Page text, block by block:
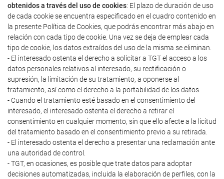
obtenidos a través del uso de cookies: El plazo de duración de uso
de cada cookie se encuentra especificado en el cuadro contenido en
la presente Política de Cookies, que podrás encontrar más abajo en
relación con cada tipo de cookie. Una vez se deja de emplear cada
tipo de cookie, los datos extraídos del uso de la misma se eliminan.
- El interesado ostenta el derecho a solicitar a TGT el acceso a los
datos personales relativos al interesado, su rectificación o
supresión, la limitación de su tratamiento, a oponerse al
tratamiento, así como el derecho a la portabilidad de los datos.
- Cuando el tratamiento esté basado en el consentimiento del
interesado, el interesado ostenta el derecho a retirar el
consentimiento en cualquier momento, sin que ello afecte a la licitud
del tratamiento basado en el consentimiento previo a su retirada.
- El interesado ostenta el derecho a presentar una reclamación ante
una autoridad de control.
- TGT, en ocasiones, es posible que trate datos para adoptar
decisiones automatizadas, incluida la elaboración de perfiles, con la